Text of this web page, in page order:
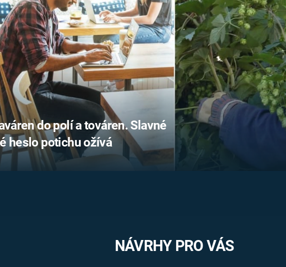
TEREZIE
UFO A
MIMOZEMŠŤANÉ
UTAJENÉ PŘÍBĚHY
ČESKÝCH DĚJIN
ALTERNATIVNÍ
HISTORIE
FILMY
REALITA
HORORY
REALITA
OPTICKÉ
KLAMY
do polí a továren. Slavné
heslo potichu ožívá
NÁVRHY PRO VÁS